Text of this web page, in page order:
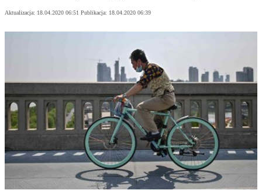
Aktualizacja: 18.04.2020 06:51 Publikacja: 18.04.2020 06:39